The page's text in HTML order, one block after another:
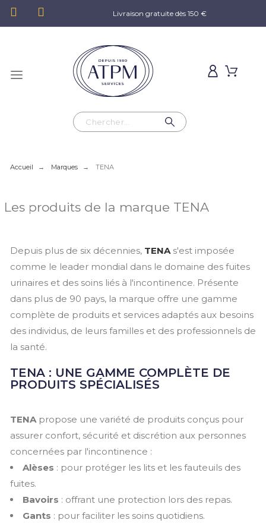
Livraison gratuite dès 150 €
Accueil Marques TENA
Les produits de la marque TENA
Depuis plus de six décennies, TENAs'est imposée
comme le leader mondial dans le domaine des fuites
urinaires et des soins liés à l'incontinence. Présente
dans plus de 90 pays, la marque offre une gamme
complète de produits et services adaptés aux besoins
des individus, de leurs familles et des professionnels de
la santé.
TENA : UNE GAMME COMPLÈTE DE
PRODUITS SPÉCIALISÉS
TENApropose une variété de produits conçus pour
assurer confort, sécurité et discrétion aux personnes
concernées par l'incontinence :
Alèses : pour protéger les lits et les fauteuils des
fuites.
Bavoirs : offrant une protection lors des repas.
Gants : pour faciliter les soins quotidiens.